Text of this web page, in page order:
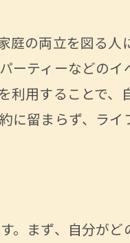
庭の両立を図る人
ーティーなどの
利用することで、
に留まらず、ライ
。まず、自分がど